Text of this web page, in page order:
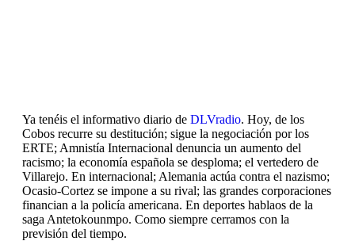
Ya tenéis el informativo diario de DLVradio. Hoy, de los
Cobos recurre su destitución; sigue la negociación por los
ERTE; Amnistía Internacional denuncia un aumento del
racismo; la economía española se desploma; el vertedero de
Villarejo. En internacional; Alemania actúa contra el nazismo;
Ocasio-Cortez se impone a su rival; las grandes corporaciones
financian a la policía americana. En deportes hablaos de la
saga Antetokounmpo. Como siempre cerramos con la
previsión del tiempo.